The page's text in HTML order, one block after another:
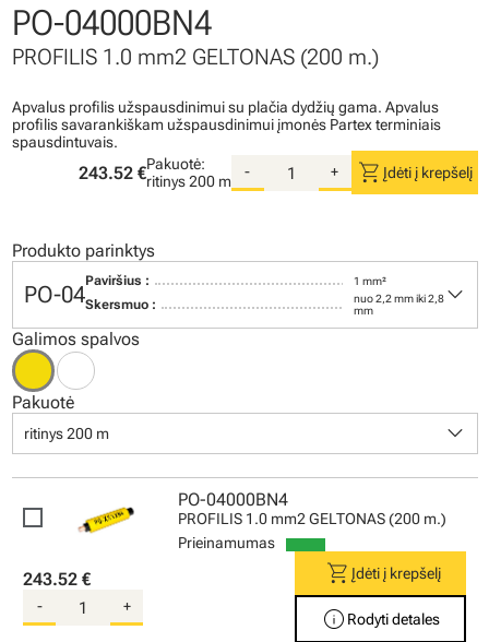
PO-04000BN4
PROFILIS 1.0 mm2 GELTONAS (200 m.)
Apvalus profilis užspausdinimui su plačia dydžių gama. Apvalus
profilis savarankiškam užspausdinimui įmonės Partex terminiais
spausdintuvais.
243.52 €Pakuotė:
ritinys200 m
- + shopping_cart Įdėti į krepšelį
Produkto parinktys
PO-04
Paviršius : 1 mm²
Skersmuo :
nuo 2,2 mm iki 2,8
mm
keyboard_arrow_down
Galimos spalvos
Pakuotė
ritinys 200 m keyboard_arrow_down
PO-04000BN4
PROFILIS 1.0 mm2 GELTONAS (200 m.)
Prieinamumas
243.52 €
- +
shopping_cartĮdėti į krepšelį
info Rodyti detales